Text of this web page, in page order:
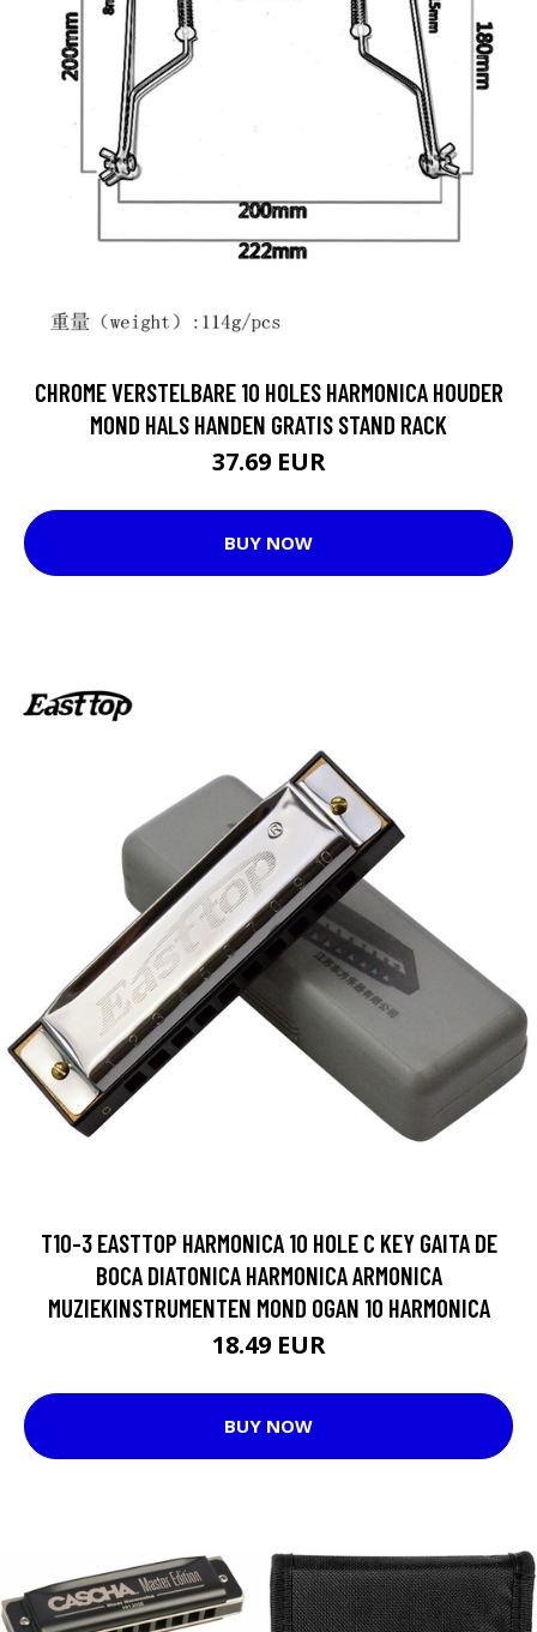
CHROME VERSTELBARE 10 HOLES HARMONICA HOUDER
MOND HALS HANDEN GRATIS STAND RACK
37.69 EUR
BUY NOW
T10-3 EASTTOP HARMONICA 10 HOLE C KEY GAITA DE
BOCA DIATONICA HARMONICA ARMONICA
MUZIEKINSTRUMENTEN MOND OGAN 10 HARMONICA
18.49 EUR
BUY NOW